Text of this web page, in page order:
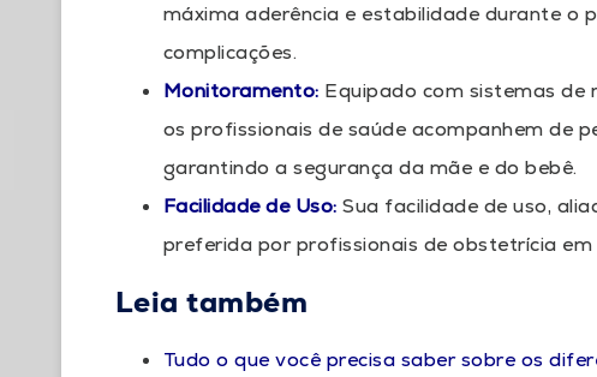
máxima aderência e estabilidade durante o
complicações.
Monitoramento: Equipado com sistemas
os profissionais de saúde acompanhem de
garantindo a segurança da mãe e do bebê.
Facilidade de Uso: Sua facilidade de uso,
preferida por profissionais de obstetrícia
Leia também
Tudo o que você precisa saber sobre os